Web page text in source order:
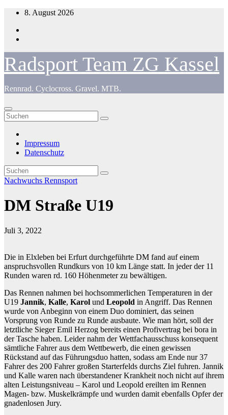
Zum
springen
8. August 2026
Radsport Team ZG Kassel
Rennrad. Cyclocross. Gravel. MTB.
Impressum
Datenschutz
Nachwuchs Rennsport
DM Straße U19
Juli 3, 2022
Die in Elxleben bei Erfurt durchgeführte DM fand auf einem
anspruchsvollen Rundkurs von 10 km Länge statt. In jeder der 11
Runden waren rd. 160 Höhenmeter zu bewältigen.
Das Rennen nahmen bei hochsommerlichen Temperaturen in der
U19 Jannik, Kalle, Karol und Leopold in Angriff. Das Rennen
wurde von Anbeginn von einem Duo dominiert, das seinen
Vorsprung von Runde zu Runde ausbaute. Wie man hört, soll der
letztliche Sieger Emil Herzog bereits einen Profivertrag bei bora in
der Tasche haben. Leider nahm der Wettfachausschuss konsequent
sämtliche Fahrer aus dem Wettbewerb, die einen gewissen
Rückstand auf das Führungsduo hatten, sodass am Ende nur 37
Fahrer des 200 Fahrer großen Starterfelds durchs Ziel fuhren. Jannik
und Kalle waren nach überstandener Krankheit noch nicht auf ihrem
alten Leistungsniveau – Karol und Leopold ereilten im Rennen
Magen- bzw. Muskelkrämpfe und wurden damit ebenfalls Opfer der
gnadenlosen Jury.